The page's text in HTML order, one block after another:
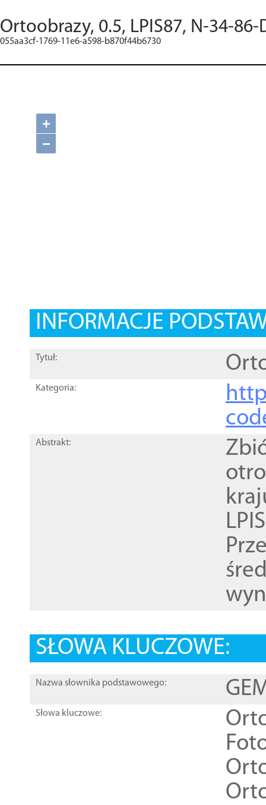
Ortoobrazy, 0.5, LPIS87, N-34-86-
055aa3cf-1769-11e6-a598-b870f44b6730
+
−
INFORMACJE
Tytuł:
Kategoria:
Abstrakt:
SŁOWA KLUCZOWE:
Nazwa słownika podstawowego:
Słowa kluczowe: